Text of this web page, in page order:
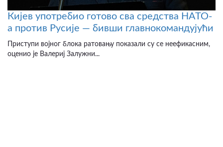
Кијев употребио готово сва средства НАТО-
а против Русије — бивши главнокомандујући
Приступи војног блока ратовању показали су се неефикасним,
оценио је Валериј Залужни...